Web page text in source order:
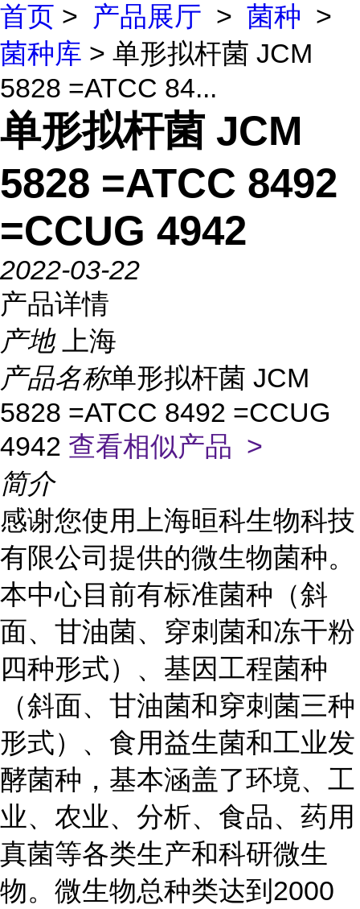
首页 > 产品展厅 > 菌种 >
菌种库 > 单形拟杆菌 JCM
5828 =ATCC 84...
单形拟杆菌 JCM
5828 =ATCC 8492
=CCUG 4942
2022-03-22
产品详情
产地
上海
产品名称单形拟杆菌 JCM
5828 =ATCC 8492 =CCUG
4942 查看相似产品 >
简介
感谢您使用上海晅科生物科技
有限公司提供的微生物菌种。
本中心目前有标准菌种（斜
面、甘油菌、穿刺菌和冻干粉
四种形式）、基因工程菌种
（斜面、甘油菌和穿刺菌三种
形式）、食用益生菌和工业发
酵菌种，基本涵盖了环境、工
业、农业、分析、食品、药用
真菌等各类生产和科研微生
物。微生物总种类达到2000